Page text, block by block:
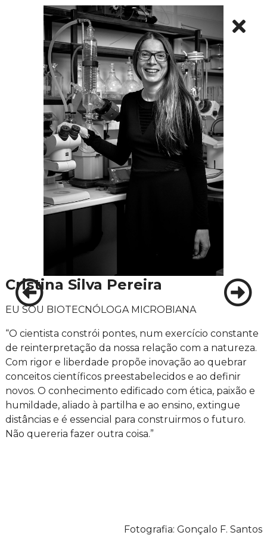
Cristina Silva Pereira
EU SOU BIOTECNÓLOGA MICROBIANA
“O cientista constrói pontes, num exercício constante
de reinterpretação da nossa relação com a natureza.
Com rigor e liberdade propõe inovação ao quebrar
conceitos científicos preestabelecidos e ao definir
novos. O conhecimento edificado com ética, paixão e
humildade, aliado à partilha e ao ensino, extingue
distâncias e é essencial para construirmos o futuro.
Não quereria fazer outra coisa.”
Fotografia: Gonçalo F. Santos